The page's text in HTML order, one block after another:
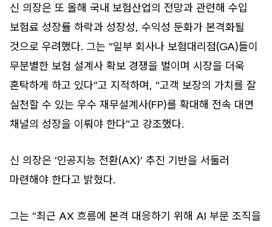
신 의장은 또 올해 국내 보험산업의 전망과 관련해 수입
보험료 성장률 하락과 성장성, 수익성 둔화가 본격화될
것으로 우려했다. 그는 “일부 회사나 보험대리점(GA)들이
무분별한 보험 설계사 확보 경쟁을 벌이며 시장을 더욱
혼탁하게 하고 있다”고 지적하며, “고객 보장의 가치를 잘
실천할 수 있는 우수 재무설계사(FP)를 확대해 전속 대면
채널의 성장을 이뤄야 한다”고 강조했다.
신 의장은 ‘인공지능 전환(AX)’ 추진 기반을 서둘러
마련해야 한다고 밝혔다.
그는 “최근 AX 흐름에 본격 대응하기 위해 AI 부문 조직을